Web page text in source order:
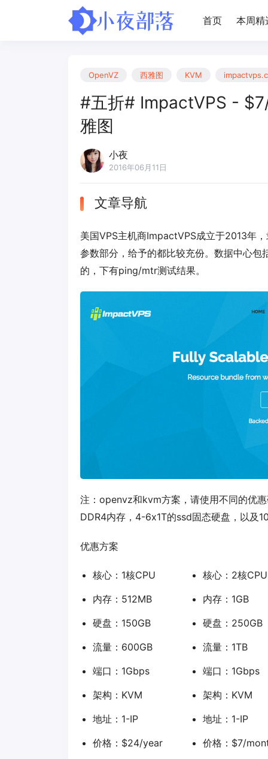
首页 本周精
OpenVZ 西雅图 KVM
#五折# ImpactVPS -
雅图
小夜
2016年06月11日
文章导航
美国VPS主机商ImpactVPS成立于2013年
参数部分，给予的都比较充份。数据中心
的，下有ping/mtr测试结果。
注：openvz和kvm方案，请使用不同的优
DDR4内存，4-6x1T的ssd固态硬盘，以及
优惠方案
核心：1核CPU
内存：512MB
硬盘：150GB
流量：600GB
端口：1Gbps
架构：KVM
地址：1-IP
价格：$24/year
核心：2核CPU
内存：1GB
硬盘：250GB
流量：1TB
端口：1Gbps
架构：KVM
地址：1-IP
价格：$7/